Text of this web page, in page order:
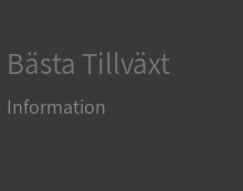
Bästa Tillväxt
Information